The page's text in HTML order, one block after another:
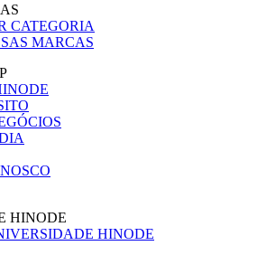
CATEGORIA
MARCAS
HINODE
HINODE